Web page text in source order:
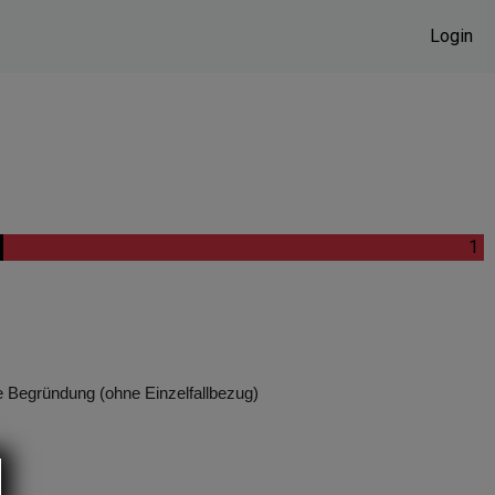
Login
1
Begründung (ohne Einzelfallbezug)